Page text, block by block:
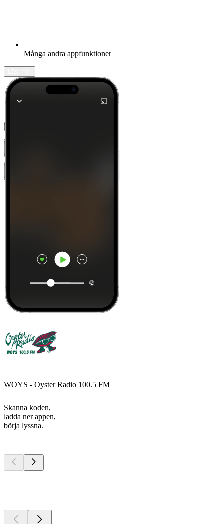
Många andra appfunktioner
WOYS - Oyster Radio 100.5 FM
Skanna koden,
ladda ner appen,
börja lyssna.